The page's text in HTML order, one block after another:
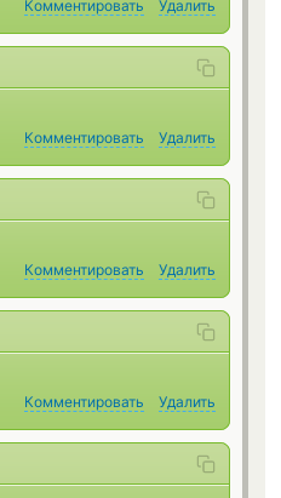
Комментировать Удалить
Комментировать Удалить
Комментировать Удалить
Комментировать Удалить